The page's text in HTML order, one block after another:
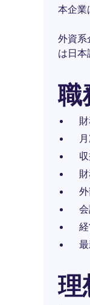
本企業
外資系
は日本
職
理